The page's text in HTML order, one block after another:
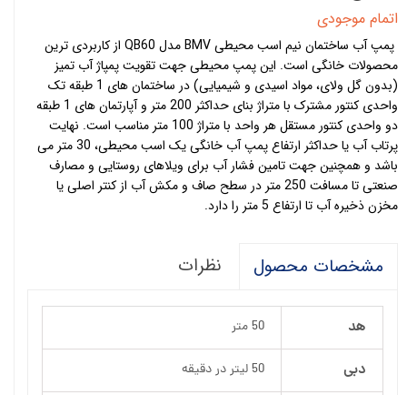
اتمام موجودی
پمپ آب ساختمان نیم اسب محیطی BMV مدل QB60 از کاربردی ترین
محصولات خانگی است. این پمپ محیطی جهت تقویت پمپاژ آب تمیز
(بدون گل ولای، مواد اسیدی و شیمیایی) در ساختمان های 1 طبقه تک
واحدی کنتور مشترک با متراژ بنای حداکثر 200 متر و آپارتمان های 1 طبقه
دو واحدی کنتور مستقل هر واحد با متراژ 100 متر مناسب است. نهایت
پرتاب آب یا حداکثر ارتفاع پمپ آب خانگی یک اسب محیطی، 30 متر می
باشد و همچنین جهت تامین فشار آب برای ویلاهای روستایی و مصارف
صنعتی تا مسافت 250 متر در سطح صاف و مکش آب از کنتر اصلی یا
مخزن ذخیره آب تا ارتفاع 5 متر را دارد.
مشخصات محصول نظرات
هد 50 متر
دبی 50 لیتر در دقیقه